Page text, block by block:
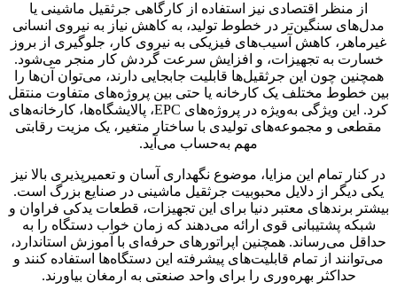
از منظر اقتصادی نیز استفاده از کارگاهی جرثقیل ماشینی یا
مدل‌های سنگین‌تر در خطوط تولید، به کاهش نیاز به نیروی انسانی
غیرماهر، کاهش آسیب‌های فیزیکی به نیروی کار، جلوگیری از بروز
خسارت به تجهیزات، و افزایش سرعت گردش کار منجر می‌شود.
همچنین چون این جرثقیل‌ها قابلیت جابجایی دارند، می‌توان آن‌ها را
بین خطوط مختلف یک کارخانه یا حتی بین پروژه‌های متفاوت منتقل
کرد. این ویژگی به‌ویژه در پروژه‌های EPC، پالایشگاه‌ها، کارخانه‌های
مقطعی و مجموعه‌های تولیدی با ساختار متغیر، یک مزیت رقابتی
مهم به‌حساب می‌آید.
در کنار تمام این مزایا، موضوع نگهداری آسان و تعمیرپذیری بالا نیز
یکی دیگر از دلایل محبوبیت جرثقیل ماشینی در صنایع بزرگ است.
بیشتر برندهای معتبر دنیا برای این تجهیزات، قطعات یدکی فراوان و
شبکه پشتیبانی قوی ارائه می‌دهند که زمان خواب دستگاه را به
حداقل می‌رساند. همچنین اپراتورهای حرفه‌ای با آموزش استاندارد،
می‌توانند از تمام قابلیت‌های پیشرفته این دستگاه‌ها استفاده کنند و
حداکثر بهره‌وری را برای واحد صنعتی به ارمغان بیاورند.